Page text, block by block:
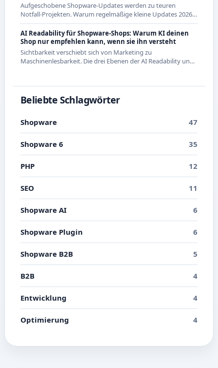
Aufgeschobene Shopware-Updates werden zu teuren
Notfall-Projekten. Warum regelmäßige kleine Updates 2026
die wirtschaftlichere Strategie sind - mit Beispielen aus den
letzten Releases.
AI Readability für Shopware-Shops: Warum KI deinen
Shop nur empfehlen kann, wenn sie ihn versteht
Sichtbarkeit verschiebt sich von Marketing zu
Maschinenlesbarkeit. Die drei Ebenen der AI Readability und
Beliebte Schlagwörter
Shopware 47
Shopware 6 35
PHP 12
SEO 11
Shopware AI 6
Shopware Plugin 6
Shopware B2B 5
B2B 4
Entwicklung 4
Optimierung 4